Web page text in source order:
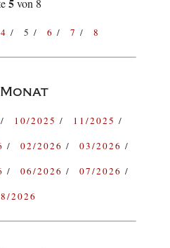
5von 8
4 5 6 7 8
10/2025
11/2025
02/2026
03/2026
06/2026
07/2026
2026